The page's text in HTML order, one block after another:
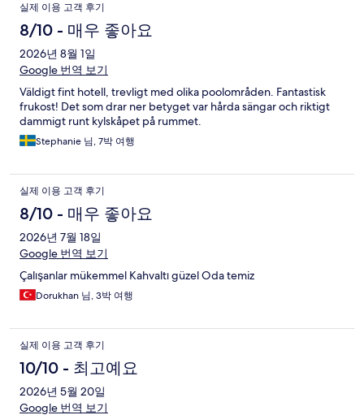
실제 이용 고객 후기
8/10 - 매우 좋아요
2026년 8월 1일
Google 번역 보기
Väldigt fint hotell, trevligt med olika poolområden. Fantastisk
frukost! Det som drar ner betyget var hårda sängar och riktigt
dammigt runt kylskåpet på rummet.
Stephanie 님, 7박 여행
실제 이용 고객 후기
8/10 - 매우 좋아요
2026년 7월 18일
Google 번역 보기
Çalışanlar mükemmel Kahvaltı güzel Oda temiz
Dorukhan 님, 3박 여행
실제 이용 고객 후기
10/10 - 최고예요
2026년 5월 20일
Google 번역 보기